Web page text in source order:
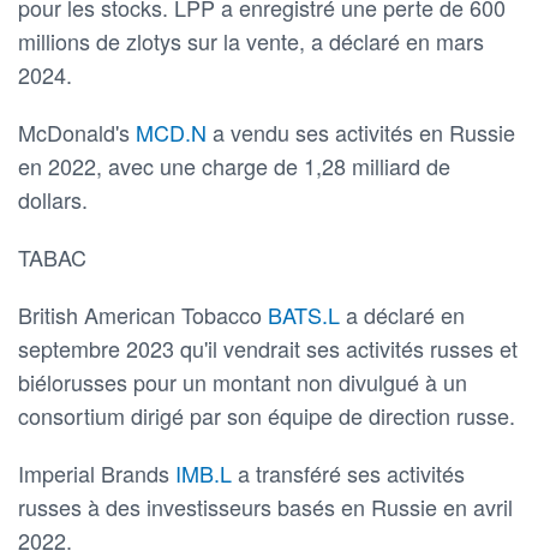
pour les stocks. LPP a enregistré une perte de 600
millions de zlotys sur la vente, a déclaré en mars
2024.
McDonald's MCD.N a vendu ses activités en Russie
en 2022, avec une charge de 1,28 milliard de
dollars.
TABAC
British American Tobacco BATS.La déclaré en
septembre 2023 qu'il vendrait ses activités russes et
biélorusses pour un montant non divulgué à un
consortium dirigé par son équipe de direction russe.
Imperial Brands IMB.La transféré ses activités
russes à des investisseurs basés en Russie en avril
2022.